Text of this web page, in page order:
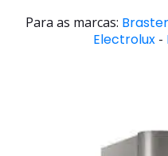
Para as marcas:
Electrolux-